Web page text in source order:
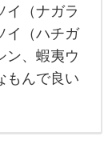
イ（ナガラ
イ（ハチガ
ン、蝦夷ウ
もんで良い